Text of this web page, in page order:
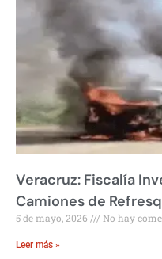
Veracruz: Fiscalía
Camiones de
5 de mayo, 2026 No hay
Leer más »